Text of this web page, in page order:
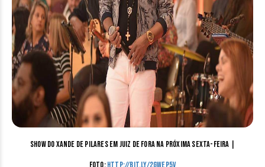
Show do Xande de Pilares em Juiz de Fora na próxima sexta-feira |
Foto:http://bit.ly/2GWEp5V